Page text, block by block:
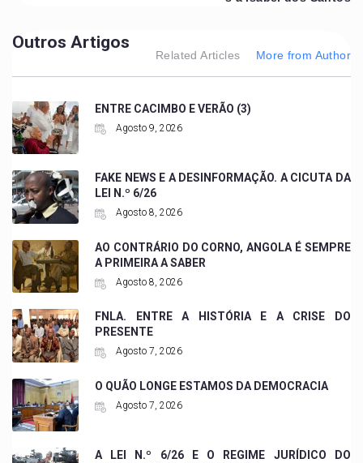
Outros Artigos
Related Articles More from Author
ENTRE CACIMBO E VERÃO (3)
Agosto 9, 2026
FAKE NEWS E A DESINFORMAÇÃO. A CICUTA DA
LEI N.º 6/26
Agosto 8, 2026
AO CONTRÁRIO DO CORNO, ANGOLA É SEMPRE
A PRIMEIRA A SABER
Agosto 8, 2026
FNLA. ENTRE A HISTÓRIA E A CRISE DO
PRESENTE
Agosto 7, 2026
O QUÃO LONGE ESTAMOS DA DEMOCRACIA
Agosto 7, 2026
A LEI N.º 6/26 E O REGIME JURÍDICO DO